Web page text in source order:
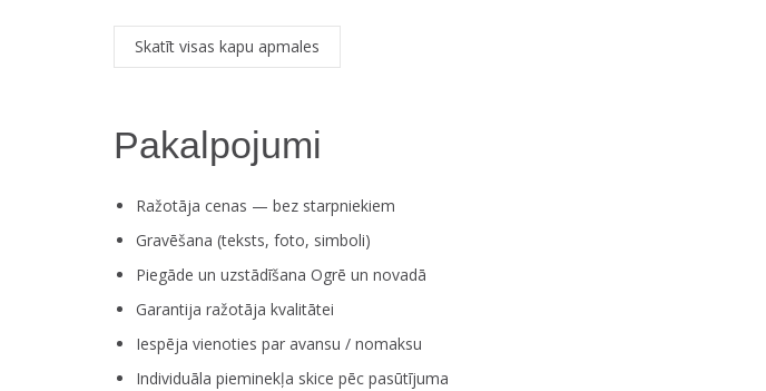
Skatīt visas kapu apmales
Pakalpojumi
Ražotāja cenas — bez starpniekiem
Gravēšana (teksts, foto, simboli)
Piegāde un uzstādīšana Ogrē un novadā
Garantija ražotāja kvalitātei
Iespēja vienoties par avansu / nomaksu
Individuāla pieminekļa skice pēc pasūtījuma